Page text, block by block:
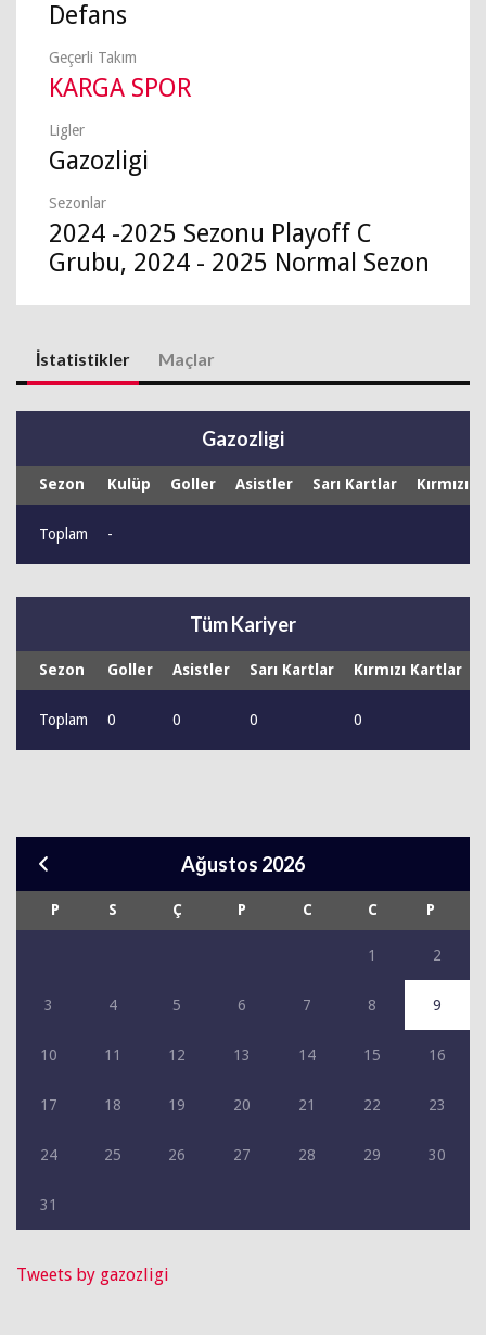
Defans
Geçerli Takım
KARGA SPOR
Ligler
Gazozligi
Sezonlar
2024 -2025 Sezonu Playoff C
Grubu, 2024 - 2025 Normal Sezon
İstatistikler Maçlar
Gazozligi
Sezon Kulüp Goller Asistler Sarı Kartlar Kırmızı
Toplam -
Tüm Kariyer
Sezon Goller Asistler Sarı Kartlar Kırmızı Kartlar
Toplam 0 0 0 0
Ağustos 2026
P S Ç P C C P
1 2
3 4 5 6 7 8 9
10 11 12 13 14 15 16
17 18 19 20 21 22 23
24 25 26 27 28 29 30
31
Tweets by gazozligi